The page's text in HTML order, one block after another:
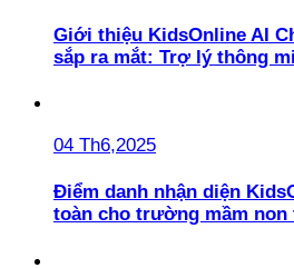
Giới thiệu KidsOnline AI
sắp ra mắt: Trợ lý thông
04 Th6,2025
Điểm danh nhận diện
toàn cho trường mầm non